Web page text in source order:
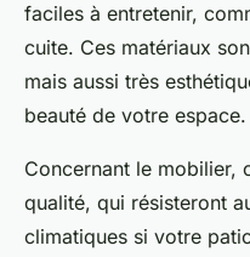
faciles à entretenir,
cuite. Ces matériaux
mais aussi très
beauté de votre espace.
Concernant le mobilier,
qualité, qui résisteront
climatiques si votre